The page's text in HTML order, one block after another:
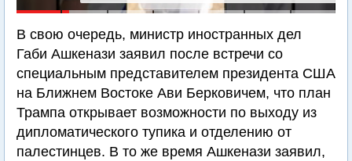
В свою очередь, министр иностранных дел
Габи Ашкенази заявил после встречи со
специальным представителем президента США
на Ближнем Востоке Ави Берковичем, что план
Трампа открывает возможности по выходу из
дипломатического тупика и отделению от
палестинцев. В то же время Ашкенази заявил,